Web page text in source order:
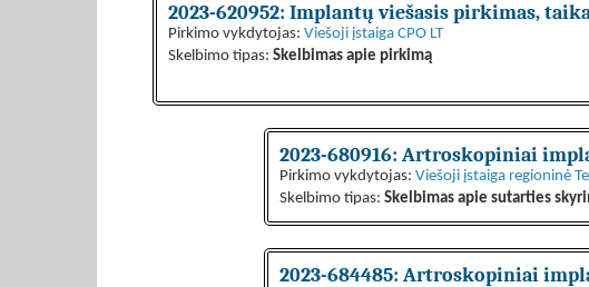
2023-620952: Implantų viešasis pirkimas,
Pirkimo vykdytojas: Viešoji įstaiga CPO LT
Skelbimo tipas: Skelbimas apie pirkimą
2023-680916: Artroskopiniai
Pirkimo vykdytojas: Viešoji įstaiga regioninė
Skelbimo tipas: Skelbimas apie sutarties
2023-684485: Artroskopiniai